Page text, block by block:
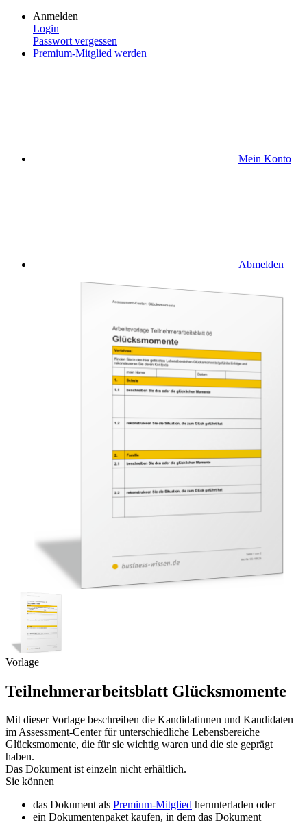
Anmelden
Login
Passwort vergessen
Premium-Mitglied werden
Mein Konto
Abmelden
Vorlage
Teilnehmerarbeitsblatt Glücksmomente
Mit dieser Vorlage beschreiben die Kandidatinnen und Kandidaten
im Assessment-Center für unterschiedliche Lebensbereiche
Glücksmomente, die für sie wichtig waren und die sie geprägt
haben.
Das Dokument ist einzeln nicht erhältlich.
Sie können
das Dokument als Premium-Mitglied herunterladen oder
ein Dokumentenpaket kaufen, in dem das Dokument